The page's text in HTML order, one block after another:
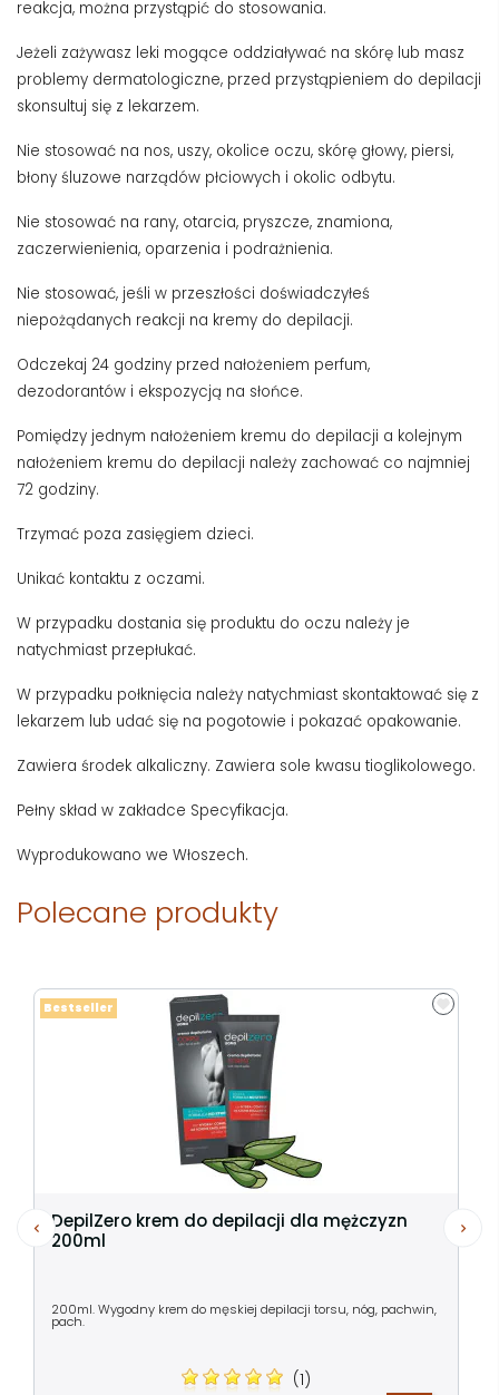
reakcja, można przystąpić do stosowania.
Jeżeli zażywasz leki mogące oddziaływać na skórę lub masz
problemy dermatologiczne, przed przystąpieniem do depilacji
skonsultuj się z lekarzem.
Nie stosować na nos, uszy, okolice oczu, skórę głowy, piersi,
błony śluzowe narządów płciowych i okolic odbytu.
Nie stosować na rany, otarcia, pryszcze, znamiona,
zaczerwienienia, oparzenia i podrażnienia.
Nie stosować, jeśli w przeszłości doświadczyłeś
niepożądanych reakcji na kremy do depilacji.
Odczekaj 24 godziny przed nałożeniem perfum,
dezodorantów i ekspozycją na słońce.
Pomiędzy jednym nałożeniem kremu do depilacji a kolejnym
nałożeniem kremu do depilacji należy zachować co najmniej
72 godziny.
Trzymać poza zasięgiem dzieci.
Unikać kontaktu z oczami.
W przypadku dostania się produktu do oczu należy je
natychmiast przepłukać.
W przypadku połknięcia należy natychmiast skontaktować się z
lekarzem lub udać się na pogotowie i pokazać opakowanie.
Zawiera środek alkaliczny. Zawiera sole kwasu tioglikolowego.
Pełny skład w zakładce Specyfikacja.
Wyprodukowano we Włoszech.
Polecane produkty
DepilZero krem do depilacji dla mężczyzn
200ml
200ml. Wygodny krem do męskiej depilacji torsu, nóg, pachwin,
pach.
(1)
Bestseller